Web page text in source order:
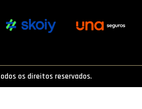
os direitos reservados.